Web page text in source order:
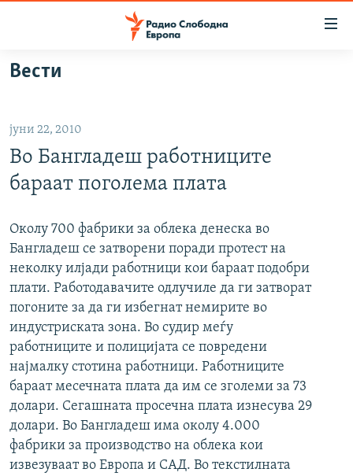
Оди
на
Оди
на
главната
навигација
Премини
на
пребарување
ВИЗУЕЛНО
ВЕСТИ
ШТО ТРЕБА ДА ЗНАЕТЕ
ПРИЈАВИ СЕ ЗА ЊУЗЛЕТЕР
ПОДКАСТ ЗОШТО?
СЛЕДЕТЕ НЕ
РСЕ веб страници
Вести
јуни 22, 2010
Во Бангладеш работниците
бараат поголема плата
Околу 700 фабрики за облека денeска во
Банглaдеш се затворени поради протест на
неколку илјади работници кои бараат подобри
плати. Работодавaчите одлучиле да ги затворат
погоните за да ги избегнат немирите во
индустриската зона. Во судир меѓу
работниците и полицијата се повредени
најмалку стотина работници. Работниците
бараат месечната плaта да им се зголеми за 73
долари. Сегашната просечна плата изнесува 29
долари. Во Бангладеш има околу 4.000
фабрики за производство на облека кои
извезуваат во Европа и САД. Во текстилната